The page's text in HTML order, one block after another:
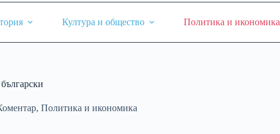
Култура и общество Политика и икономика
, Политика и икономика